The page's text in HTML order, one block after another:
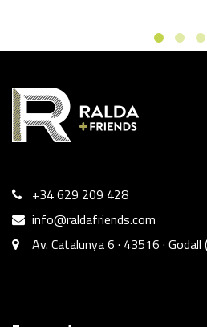
+34 629 209 428
info@raldafriends.com
Av. Catalunya 6 · 43516 · Godall